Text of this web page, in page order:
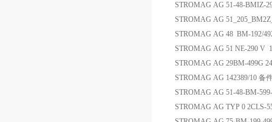
STROMAG AG 51-48-BMIZ-
STROMAG AG
STROMAG AG 48 BM-192/
STROMAG AG 51 NE-290 V
STROMAG AG 29BM-499G
STROMAG AG 142389/10 备
STROMAG AG 51-48-BM-
STROMAG AG TYP 0 2CLS-